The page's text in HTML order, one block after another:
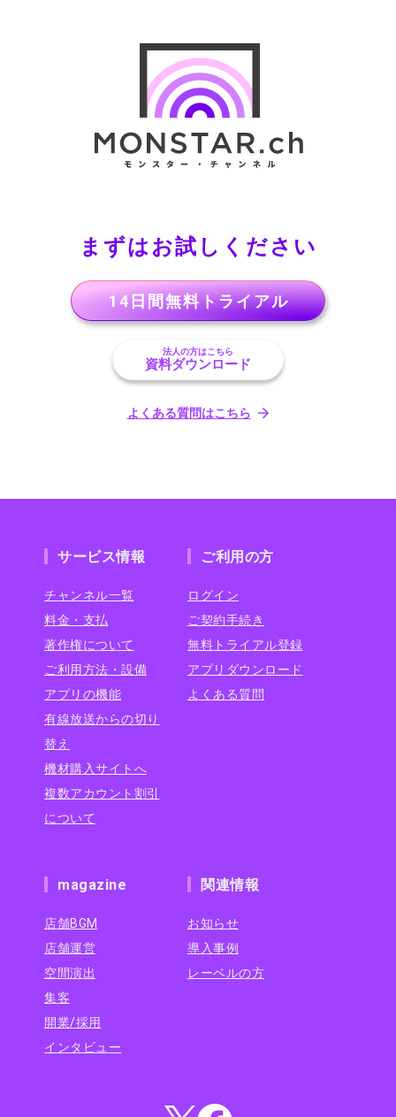
まずはお試しください
14日間無料トライアル
法人の方はこちら
資料ダウンロード
よくある質問はこちら
サービス情報
チャンネル一覧
料金・支払
著作権について
ご利用方法・設備
アプリの機能
有線放送からの切り
替え
機材購入サイトへ
複数アカウント割引
について
ご利用の方
ログイン
ご契約手続き
無料トライアル登録
アプリダウンロード
よくある質問
magazine
店舗BGM
店舗運営
空間演出
集客
開業/採用
インタビュー
関連情報
お知らせ
導入事例
レーベルの方